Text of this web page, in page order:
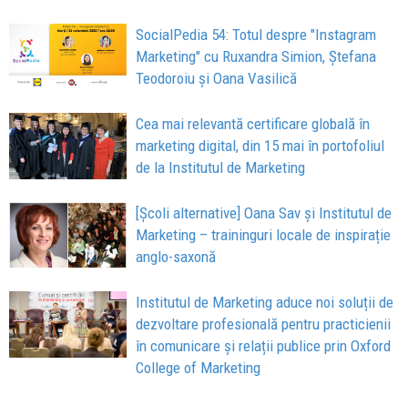
SocialPedia 54: Totul despre "Instagram
Marketing" cu Ruxandra Simion, Ștefana
Teodoroiu și Oana Vasilică
Cea mai relevantă certificare globală în
marketing digital, din 15 mai în portofoliul
de la Institutul de Marketing
[Școli alternative] Oana Sav şi Institutul de
Marketing – traininguri locale de inspirație
anglo-saxonă
Institutul de Marketing aduce noi soluții de
dezvoltare profesională pentru practicienii
în comunicare și relații publice prin Oxford
College of Marketing